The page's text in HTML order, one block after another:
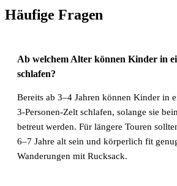
Häufige Fragen
Ab welchem Alter können Kinder in
schlafen?
Bereits ab 3–4 Jahren können Kinder in
3-Personen-Zelt schlafen, solange sie
betreut werden. Für längere Touren
6–7 Jahre alt sein und körperlich fit
Wanderungen mit Rucksack.